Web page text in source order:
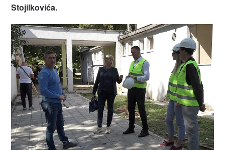
Stojilkovića.